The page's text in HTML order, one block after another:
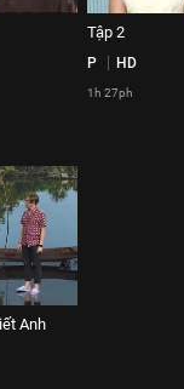
Tập 2
P HD
1h 27ph
Anh